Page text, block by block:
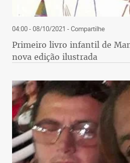
04:00 - 08/10/2021 - Compartilhe
Primeiro livro infantil de
nova edição ilustrada